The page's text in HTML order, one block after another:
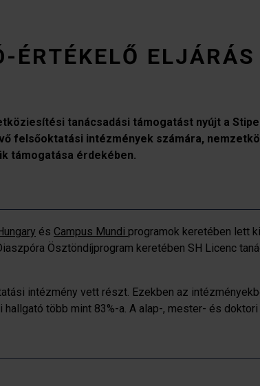
ÉRTÉKELŐ ELJÁRÁS
tanácsadási támogatást nyújt a
felsőoktatási intézmények számára,
támogatása érdekében.
és Campus Mundi programok keretében lett
Ösztöndíjprogram keretében SH Licenc
intézmény vett részt. Ezekben az
több mint 83%-a. A alap-, mester- és